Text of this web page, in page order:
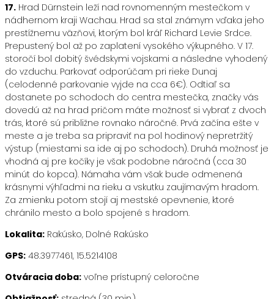
17. Hrad Dürnstein leží nad rovnomenným mestečkom v
nádhernom kraji Wachau. Hrad sa stal známym vďaka jeho
prestížnemu väzňovi, ktorým bol kráľ Richard Levie Srdce.
Prepustený bol až po zaplatení vysokého výkupného. V 17.
storočí bol dobitý švédskymi vojskami a následne vyhodený
do vzduchu. Parkovať odporúčam pri rieke Dunaj
(celodenné parkovanie vyjde na cca 6€). Odtiaľ sa
dostanete po schodoch do centra mestečka, značky vás
dovedú až na hrad pričom máte možnosť si vybrať z dvoch
trás, ktoré sú približne rovnako náročné. Prvá začína ešte v
meste a je treba sa pripraviť na pol hodinový nepretržitý
výstup (miestami sa ide aj po schodoch). Druhá možnosť je
vhodná aj pre kočíky je však podobne náročná (cca 30
minút do kopca). Námaha vám však bude odmenená
krásnymi výhľadmi na rieku a vskutku zaujímavým hradom.
Za zmienku potom stojí aj mestské opevnenie, ktoré
chránilo mesto a bolo spojené s hradom.
Lokalita: Rakúsko, Dolné Rakúsko
GPS: 48.3977461, 15.5214108
Otváracia doba: voľne prístupný celoročne